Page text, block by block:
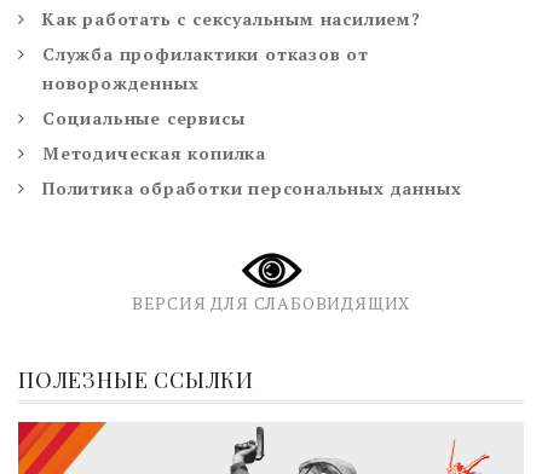
Как работать с сексуальным насилием?
Служба профилактики отказов от
новорожденных
Социальные сервисы
Методическая копилка
Политика обработки персональных данных
ВЕРСИЯ ДЛЯ СЛАБОВИДЯЩИХ
ПОЛЕЗНЫЕ ССЫЛКИ